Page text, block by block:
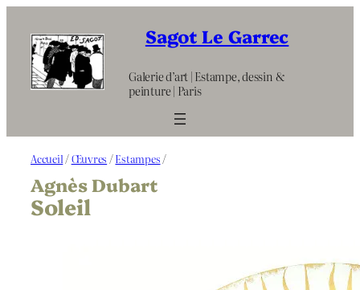
contenu
Sagot Le Garrec
Galerie d’art | Estampe, dessin &
peinture | Paris
Accueil /Œuvres /Estampes /
Agnès Dubart
Soleil